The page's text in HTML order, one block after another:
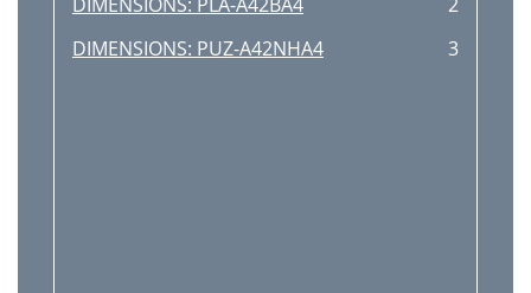
DIMENSIONS: PUZ-A42NHA4
3